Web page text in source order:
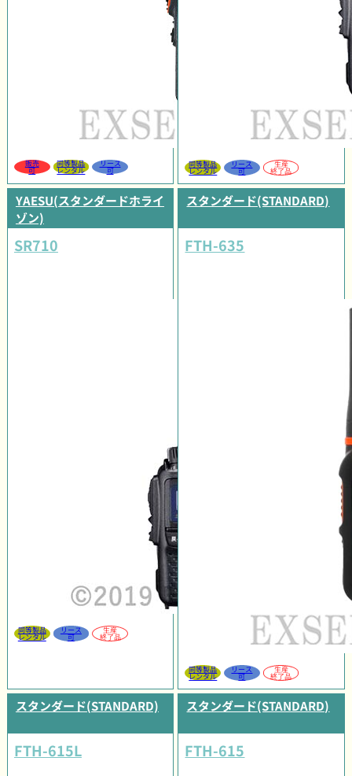
販売
可
同等製品
レンタル
リース
可
同等製品
レンタル
リース
可
生産
終了品
YAESU(スタンダードホライ
ゾン)
SR710
同等製品
レンタル
リース
可
生産
終了品
スタンダード(STANDARD)
FTH-635
同等製品
レンタル
リース
可
生産
終了品
スタンダード(STANDARD)
FTH-615L
スタンダード(STANDARD)
FTH-615